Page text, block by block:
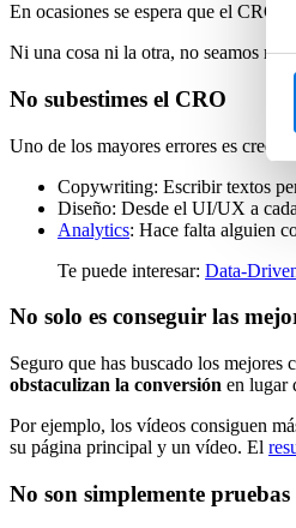
En ocasiones se espera que el CRO
Ni una cosa ni la otra, no seamos
No subestimes el CRO
Uno de los mayores errores es creer
Copywriting: Escribir textos
Diseño: Desde el UI/UX a
Analytics: Hace falta alguien
Te puede interesar: Data-
No solo es conseguir las
Seguro que has buscado los mejores
obstaculizan la conversión en lugar
Por ejemplo, los vídeos consiguen
su página principal y un vídeo. El
No son simplemente pruebas